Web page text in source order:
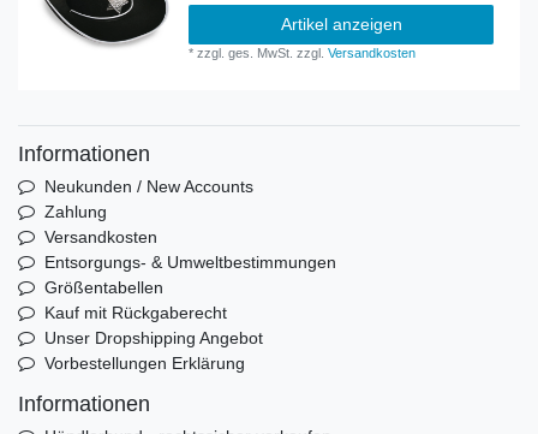
Artikel anzeigen
*zzgl. ges. MwSt. zzgl.Versandkosten
Informationen
Neukunden / New Accounts
Zahlung
Versandkosten
Entsorgungs- & Umweltbestimmungen
Größentabellen
Kauf mit Rückgaberecht
Unser Dropshipping Angebot
Vorbestellungen Erklärung
Informationen